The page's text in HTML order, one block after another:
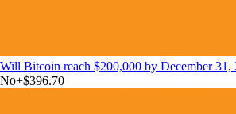
Will Bitcoin reach $200,000 by December 31,
No+$396.70